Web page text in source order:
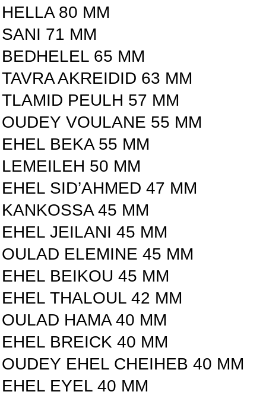
HELLA 80 MM
SANI 71 MM
BEDHELEL 65 MM
TAVRA AKREIDID 63 MM
TLAMID PEULH 57 MM
OUDEY VOULANE 55 MM
EHEL BEKA 55 MM
LEMEILEH 50 MM
EHEL SID’AHMED 47 MM
KANKOSSA 45 MM
EHEL JEILANI 45 MM
OULAD ELEMINE 45 MM
EHEL BEIKOU 45 MM
EHEL THALOUL 42 MM
OULAD HAMA 40 MM
EHEL BREICK 40 MM
OUDEY EHEL CHEIHEB 40 MM
EHEL EYEL 40 MM